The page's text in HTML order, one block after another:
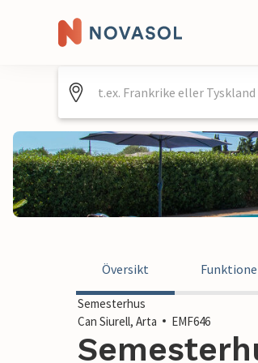
Översikt
Semesterhus
Can Siurell, Arta
EMF646